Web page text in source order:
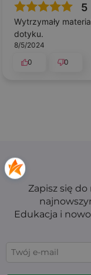
5
Wytrzymały
dotyku.
8/5/2024
0
0
Zapisz się
Edukacja i